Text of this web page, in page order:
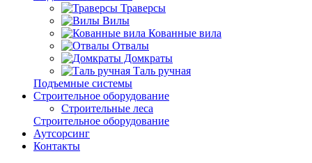
Траверсы
Вилы
Кованные вила
Отвалы
Домкраты
Таль ручная
Подъемные системы
Строительное оборудование
Строительные леса
Строительное оборудование
Аутсорсинг
Контакты